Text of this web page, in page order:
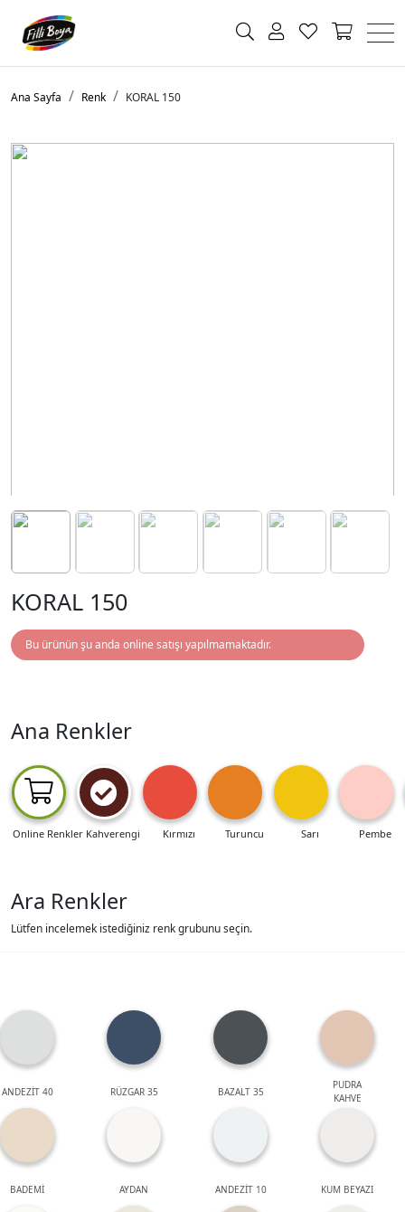
Ana Sayfa Renk KORAL 150
KORAL 150
Bu ürünün şu anda online satışı yapılmamaktadır.
Ana Renkler
Online Renkler Kahverengi Kırmızı Turuncu Sarı Pembe
Ara Renkler
Lütfen incelemek istediğiniz renk grubunu seçin.
ANDEZİT 40 RÜZGAR 35 BAZALT 35
PUDRA
KAHVE
BADEMİ AYDAN ANDEZİT 10 KUM BEYAZI